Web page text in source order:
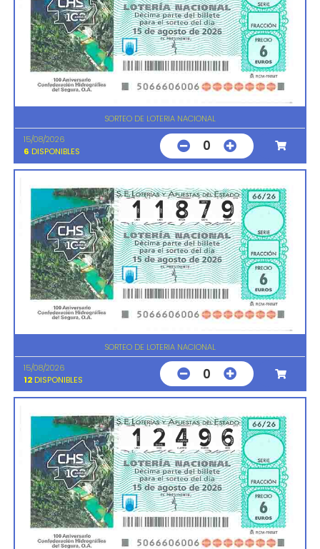
SORTEO DE LOTERIA NACIONAL
15/08/2026
6 DISPONIBLES 0
SORTEO DE LOTERIA NACIONAL
15/08/2026
12 DISPONIBLES 0